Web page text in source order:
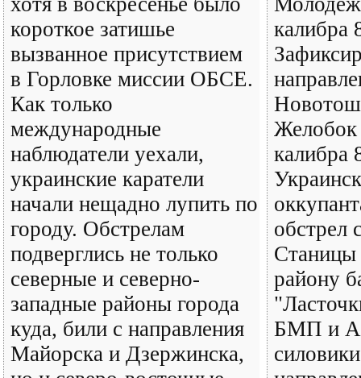
короткое затишье
вызванное присутствием
в Горловке миссии ОБСЕ.
Как только
международные
наблюдатели уехали,
украинские каратели
начали нещадно лупить по
городу. Обстрелам
подверглись не только
северные и северно-
западные районы города
куда, били с направления
Майорска и Дзержинска,
калибра
Желобок
обстрел
Станицы
району
БМП и